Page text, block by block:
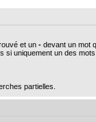
et un - devant un mot
si uniquement un des
partielles.